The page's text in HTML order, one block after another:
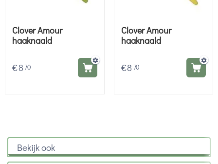
Clover Amour
haaknaald
€870
Clover Amour
haaknaald
€8 70
Bekijk ook